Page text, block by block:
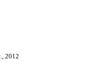
2012